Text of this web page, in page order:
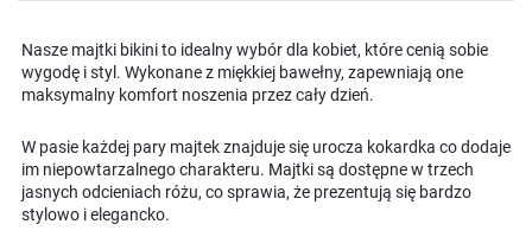
Nasze majtki bikini to idealny wybór dla kobiet, które cenią sobie
wygodę i styl. Wykonane z miękkiej bawełny, zapewniają one
maksymalny komfort noszenia przez cały dzień.
W pasie każdej pary majtek znajduje się urocza kokardka co dodaje
im niepowtarzalnego charakteru. Majtki są dostępne w trzech
jasnych odcieniach różu, co sprawia, że prezentują się bardzo
stylowo i elegancko.